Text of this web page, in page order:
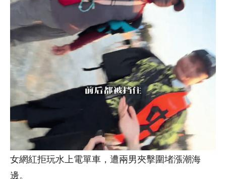
女網紅拒玩水上電單車，遭兩男夾擊圍堵漲潮海
邊。